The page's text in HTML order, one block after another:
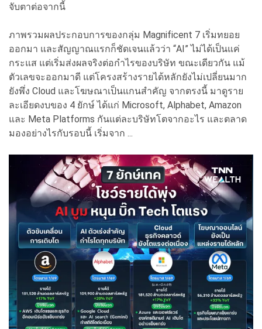
จับตาต่อจากนี้
ภาพรวมผลประกอบการของกลุ่ม Magnificent 7 เริ่มทยอย
ออกมา และสัญญาณแรกก็ชัดเจนแล้วว่า “AI” ไม่ได้เป็นแค่
กระแส แต่เริ่มส่งผลจริงต่อกำไรของบริษัท ขณะเดียวกัน แม้
ตัวเลขจะออกมาดี แต่โครงสร้างรายได้หลักยังไม่เปลี่ยนมาก
ยังพึ่ง Cloud และโฆษณาเป็นแกนสำคัญ จากตรงนี้ มาดูราย
ละเอียดงบของ 4 ยักษ์ ได้แก่ Microsoft, Alphabet, Amazon
และ Meta Platforms กันแต่ละบริษัทโตจากอะไร และตลาด
มองอย่างไรกับรอบนี้ เริ่มจาก ...